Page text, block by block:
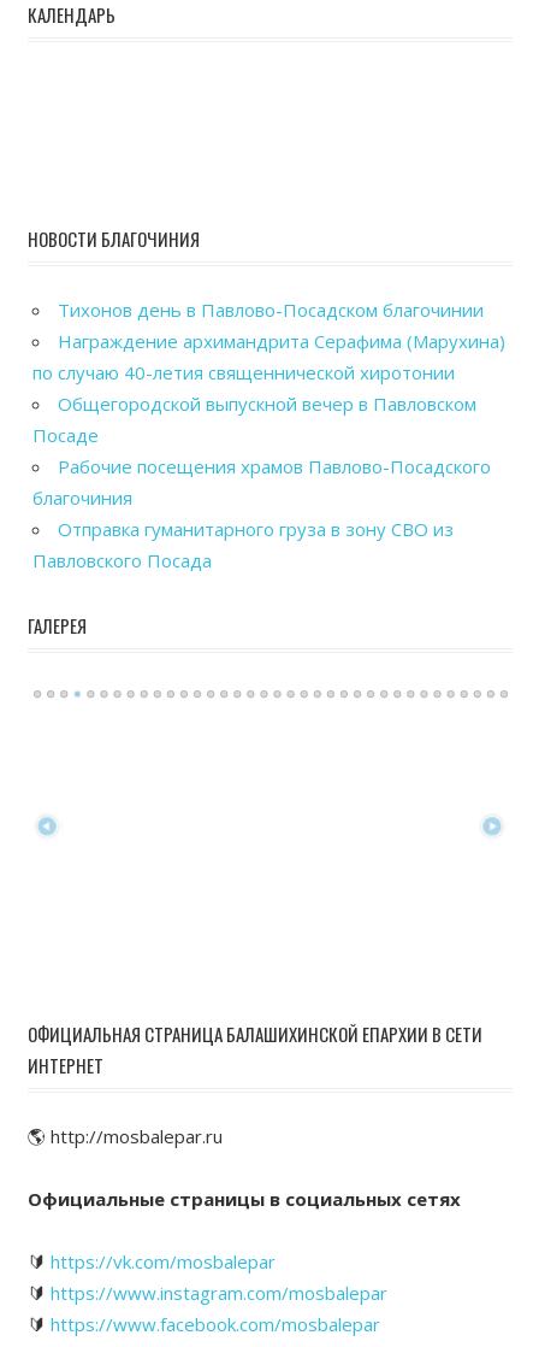
КАЛЕНДАРЬ
НОВОСТИ БЛАГОЧИНИЯ
Тихонов день в Павлово-Посадском благочинии
Награждение архимандрита Серафима (Марухина)
по случаю 40-летия священнической хиротонии
Общегородской выпускной вечер в Павловском
Посаде
Рабочие посещения храмов Павлово-Посадского
благочиния
Отправка гуманитарного груза в зону СВО из
Павловского Посада
ГАЛЕРЕЯ
ОФИЦИАЛЬНАЯ СТРАНИЦА БАЛАШИХИНСКОЙ ЕПАРХИИ В СЕТИ
ИНТЕРНЕТ
🌎 http://mosbalepar.ru
Официальные страницы в социальных сетях
🔰 https://vk.com/mosbalepar
🔰 https://www.instagram.com/mosbalepar
🔰 https://www.facebook.com/mosbalepar